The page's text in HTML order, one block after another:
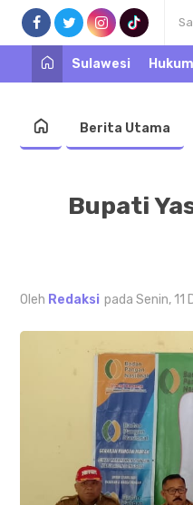
Sulawesi
Berita Utama
Bupati
Oleh Redaksi pada Senin, 11